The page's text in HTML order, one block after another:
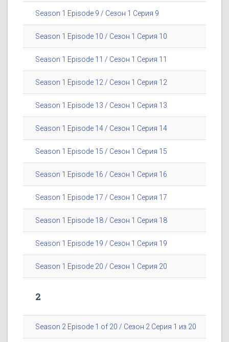
Season 1 Episode 9 / Сезон 1 Серия 9
Season 1 Episode 10 / Сезон 1 Серия 10
Season 1 Episode 11 / Сезон 1 Серия 11
Season 1 Episode 12 / Сезон 1 Серия 12
Season 1 Episode 13 / Сезон 1 Серия 13
Season 1 Episode 14 / Сезон 1 Серия 14
Season 1 Episode 15 / Сезон 1 Серия 15
Season 1 Episode 16 / Сезон 1 Серия 16
Season 1 Episode 17 / Сезон 1 Серия 17
Season 1 Episode 18 / Сезон 1 Серия 18
Season 1 Episode 19 / Сезон 1 Серия 19
Season 1 Episode 20 / Сезон 1 Серия 20
2
Season 2 Episode 1 of 20 / Сезон 2 Серия 1 из 20